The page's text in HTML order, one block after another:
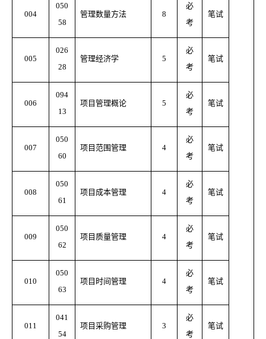
004
050
58
管理数量方法 8
必
考
笔试
005
026
28
管理经济学 5
必
考
笔试
006
094
13
项目管理概论 5
必
考
笔试
007
050
60
项目范围管理 4
必
考
笔试
008
050
61
项目成本管理 4
必
考
笔试
009
050
62
项目质量管理 4
必
考
笔试
010
050
63
项目时间管理 4
必
考
笔试
011
041
54
项目采购管理 3
必
考
笔试